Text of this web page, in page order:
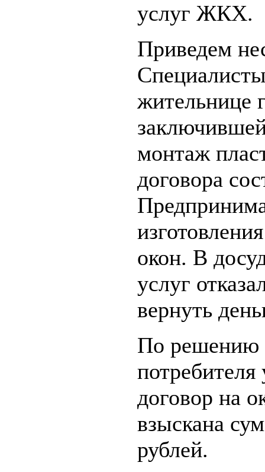
услуг ЖКХ.
Приведем
жительнице
монтаж
договора
окон. В
услуг
вернуть
По решению
потребителя
договор на
взыскана
рублей.